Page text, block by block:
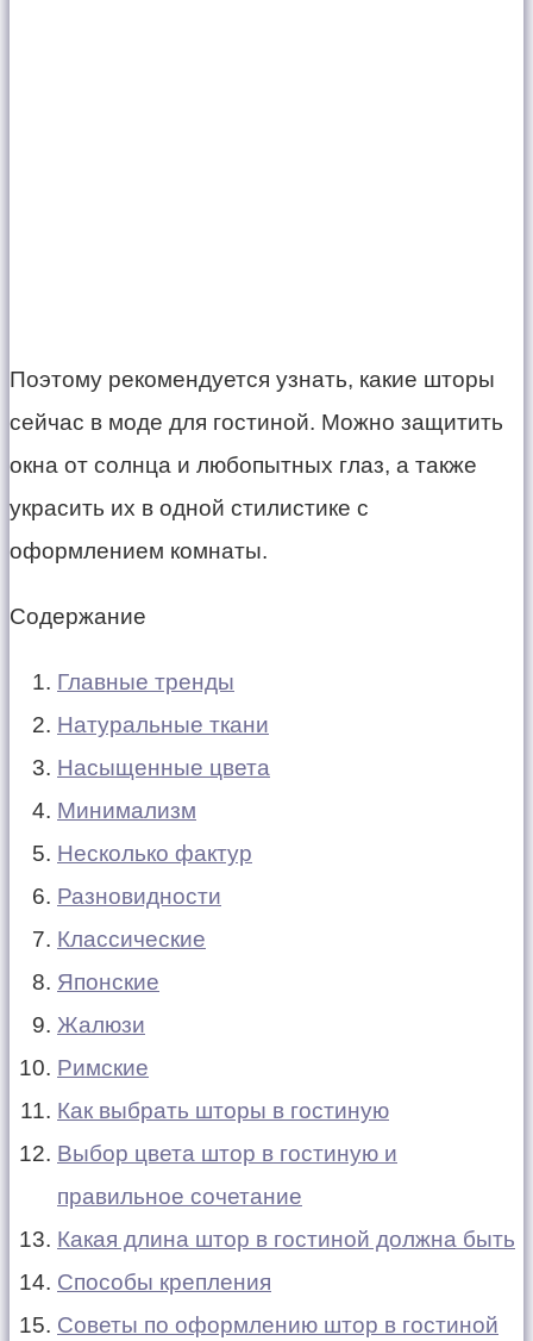
Поэтому рекомендуется узнать, какие шторы
сейчас в моде для гостиной. Можно защитить
окна от солнца и любопытных глаз, а также
украсить их в одной стилистике с
оформлением комнаты.
Содержание
Главные тренды
Натуральные ткани
Насыщенные цвета
Минимализм
Несколько фактур
Разновидности
Классические
Японские
Жалюзи
Римские
Как выбрать шторы в гостиную
Выбор цвета штор в гостиную и
правильное сочетание
Какая длина штор в гостиной должна быть
Способы крепления
Советы по оформлению штор в гостиной